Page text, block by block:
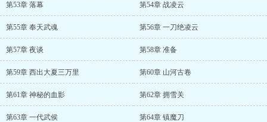
第53章 落幕 第54章 战凌云
第55章 奉天武魂 第56章 一刀绝凌云
第57章 夜谈 第58章 准备
第59章 西出大夏三万里 第60章 山河古卷
第61章 神秘的血影 第62章 拥雪关
第63章 一代武侯 第64章 镇魔刀